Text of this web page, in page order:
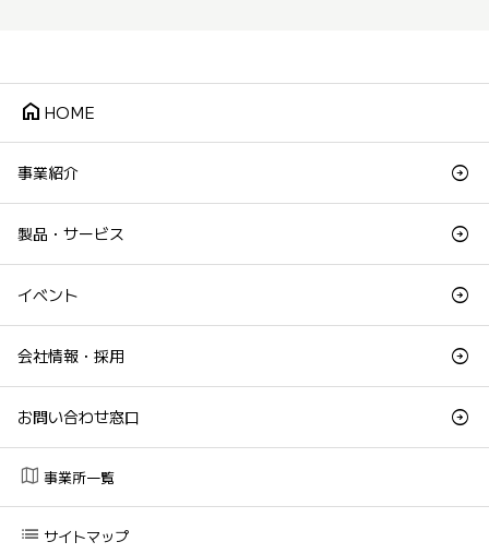
home HOME
事業紹介
製品・サービス
イベント
会社情報・採用
お問い合わせ窓口
map 事業所一覧
list サイトマップ